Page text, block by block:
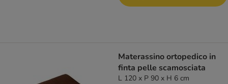
Materassino ortopedico in
finta pelle scamosciata
L 120 x P 90 x H 6 cm